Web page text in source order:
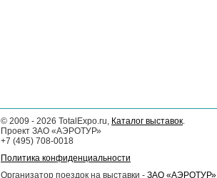
© 2009 - 2026 TotalExpo.ru, Каталог выставок.
Проект ЗАО «АЭРОТУР»
+7 (495) 708-0018
Политика конфиденциальности
Организатор поездок на выставки - ЗАО «АЭРОТУР»